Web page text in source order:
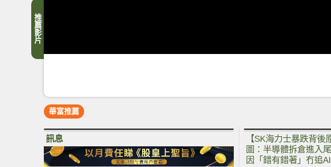
推薦影片
華富推薦
訊息
【SK海力士暴跌背
圖：半導體拆倉進入
因「錯有錯著」冇追